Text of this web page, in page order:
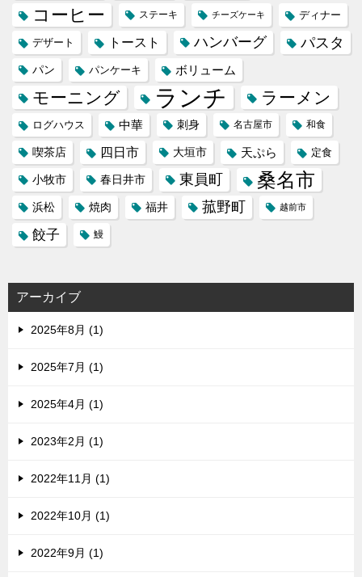
コーヒー ステーキ チーズケーキ ディナー
デザート トースト ハンバーグ パスタ
パン パンケーキ ボリューム
モーニング ランチ ラーメン
ログハウス 中華 刺身 名古屋市 和食
喫茶店 四日市 大垣市 天ぷら 定食
小牧市 春日井市 東員町 桑名市
浜松 焼肉 福井 菰野町 越前市
餃子 鰻
アーカイブ
2025年8月 (1)
2025年7月 (1)
2025年4月 (1)
2023年2月 (1)
2022年11月 (1)
2022年10月 (1)
2022年9月 (1)